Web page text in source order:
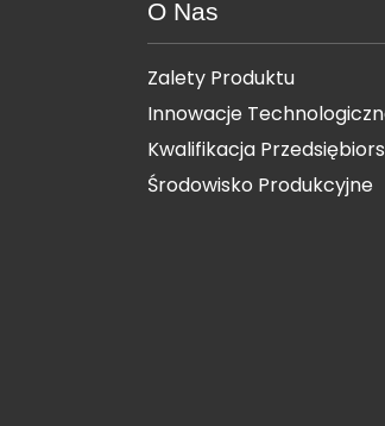
O Nas
Zalety Produktu
Innowacje
Kwalifikacja
Środowisko Produkcyjne